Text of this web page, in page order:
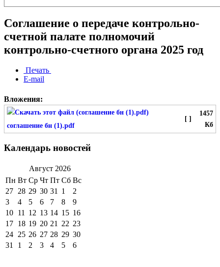
Соглашение о передаче контрольно-
счетной палате полномочий
контрольно-счетного органа 2025 год
Печать
E-mail
Вложения:
соглашение бн (1).pdf
[ ]
1457
Кб
Календарь новостей
Август 2026
Пн Вт Ср Чт Пт Сб Вс
27 28 29 30 31 1
2
3
4 5 6 7 8
9
10 11 12 13 14 15 16
17 18 19 20 21 22 23
24 25 26 27 28 29 30
31
1 2 3 4 5 6